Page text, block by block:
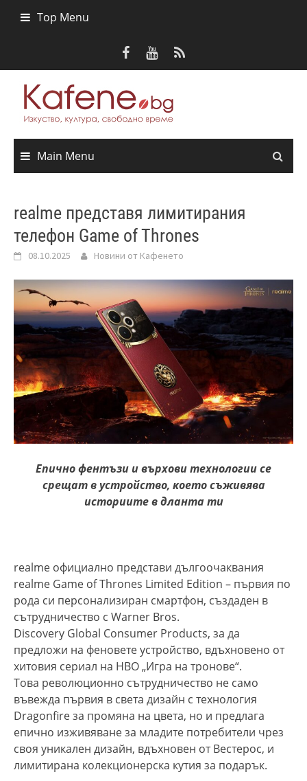
Top Menu
Main Menu
realme представя лимитирания
телефон Game of Thrones
08.10.2025 Новини от Кафенето
Епично фентъзи и върхови технологии се
срещат в устройство, което съживява
историите в дланта ти
realme официално представи дългоочаквания
realme Game of Thrones Limited Edition – първия по
рода си персонализиран смартфон, създаден в
сътрудничество с Warner Bros.
Discovery Global Consumer Products, за да
предложи на феновете устройство, вдъхновено от
хитовия сериал на HBO „Игра на тронове“.
Това революционно сътрудничество не само
въвежда първия в света дизайн с технология
Dragonfire за промяна на цвета, но и предлага
епично изживяване за младите потребители чрез
своя уникален дизайн, вдъхновен от Вестерос, и
лимитирана колекционерска кутия за подарък.